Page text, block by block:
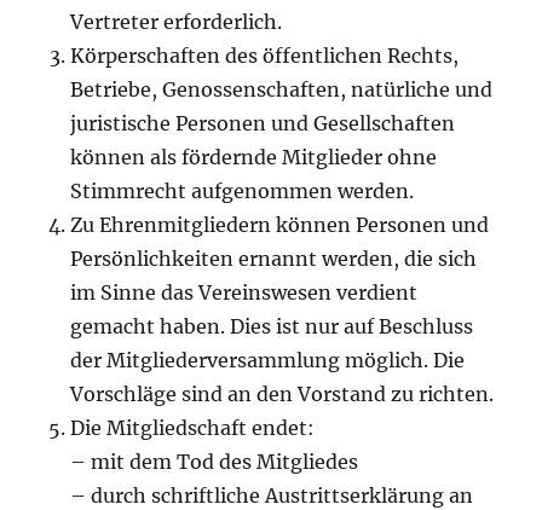
Vertreter erforderlich.
Körperschaften des öffentlichen Rechts,
Betriebe, Genossenschaften, natürliche und
juristische Personen und Gesellschaften
können als fördernde Mitglieder ohne
Stimmrecht aufgenommen werden.
Zu Ehrenmitgliedern können Personen und
Persönlichkeiten ernannt werden, die sich
im Sinne das Vereinswesen verdient
gemacht haben. Dies ist nur auf Beschluss
der Mitgliederversammlung möglich. Die
Vorschläge sind an den Vorstand zu richten.
Die Mitgliedschaft endet:
– mit dem Tod des Mitgliedes
– durch schriftliche Austrittserklärung an